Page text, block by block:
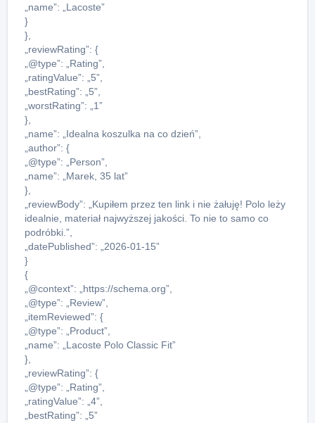
„name”: „Lacoste”
}
},
„reviewRating”: {
„@type”: „Rating”,
„ratingValue”: „5”,
„bestRating”: „5”,
„worstRating”: „1”
},
„name”: „Idealna koszulka na co dzień”,
„author”: {
„@type”: „Person”,
„name”: „Marek, 35 lat”
},
„reviewBody”: „Kupiłem przez ten link i nie żałuję! Polo leży
idealnie, materiał najwyższej jakości. To nie to samo co
podróbki.”,
„datePublished”: „2026-01-15”
}
{
„@context”: „https://schema.org”,
„@type”: „Review”,
„itemReviewed”: {
„@type”: „Product”,
„name”: „Lacoste Polo Classic Fit”
},
„reviewRating”: {
„@type”: „Rating”,
„ratingValue”: „4”,
„bestRating”: „5”